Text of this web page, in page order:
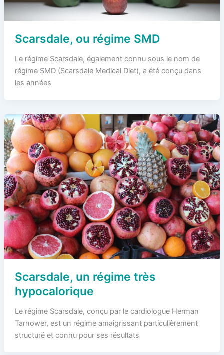
Scarsdale, ou régime SMD
Le régime Scarsdale, également connu sous le nom de
régime SMD (Scarsdale Medical Diet), a été conçu dans
les années
Scarsdale, un régime très
hypocalorique
Le régime Scarsdale, conçu par le cardiologue Herman
Tarnower, est un régime amaigrissant particulièrement
structuré et connu pour ses résultats